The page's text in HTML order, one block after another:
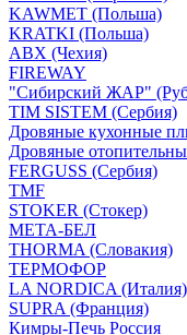
KAWMET (Польша)
KRATKI (Польша)
ABX (Чехия)
FIREWAY
"Сибирский ЖАР"
TIM SISTEM (Сербия)
Дровяные кухонные
Дровяные
FERGUSS (Сербия)
TMF
STOKER (Стокер)
МЕТА-БЕЛ
THORMA (Словакия)
ТЕРМОФОР
LA NORDICA (Италия)
SUPRA (Франция)
Кимры-Печь Россия